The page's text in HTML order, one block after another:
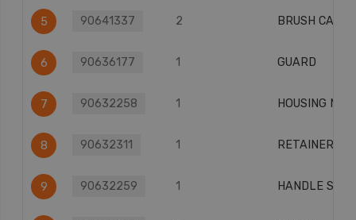
5 90641337 2 BRUSH CAP
6 90636177 1 GUARD
7 90632258 1 HOUSING
8 90632311 1 RETAINER
9 90632259 1 HANDLE SA